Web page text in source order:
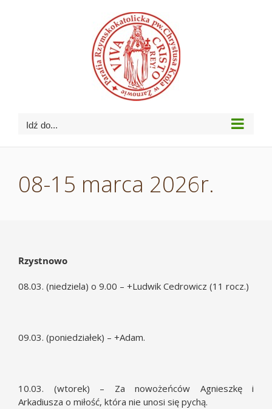
Idź do...
08-15 marca 2026r.
Rzystnowo
08.03. (niedziela) o 9.00 – +Ludwik Cedrowicz (11 rocz.)
09.03. (poniedziałek) – +Adam.
10.03. (wtorek) – Za nowożeńców Agnieszkę i
Arkadiusza o miłość, która nie unosi się pychą.